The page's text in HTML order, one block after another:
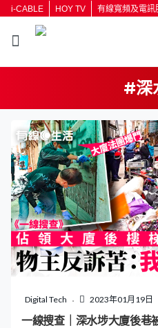
i-CABLE HOY TV 有線寬頻及電訊
#深
按輸入鍵
Digital Tech 2023年01月19日
一線搜查｜深水埗大廈後